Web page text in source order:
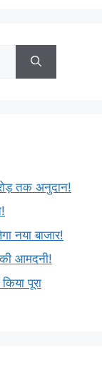
तक अनुदान!
नया बाजार!
आमदनी!
पूरा